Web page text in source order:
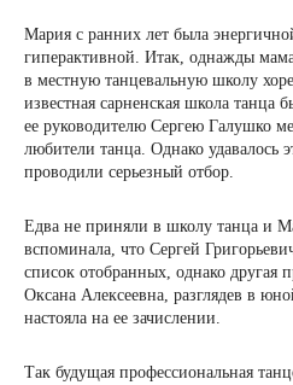
Мария с ранних лет была
гиперактивной. Итак, однажды
в местную танцевальную школу
известная сарненская школа танца
ее руководителю Сергею Галушко
любители танца. Однако удавалось
проводили серьезный отбор.
Едва не приняли в школу танца и
вспоминала, что Сергей
список отобранных, однако другая
Оксана Алексеевна, разглядев в
настояла на ее зачислении.
Так будущая профессиональная